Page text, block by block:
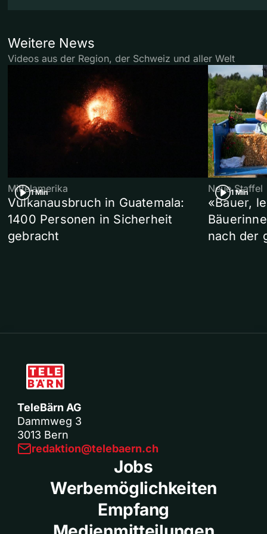
Weitere News
Videos aus der Region, der Schweiz und aller Welt
1 Min
Mittelamerika
Vulkanausbruch in Guatemala:
1400 Personen in Sicherheit
gebracht
1 Min
Neue Staffel
«Bauer,
nach der
TeleBärn AG
Dammweg 3
3013 Bern
redaktion@telebaern.ch
Jobs
Werbemöglichkeiten
Empfang